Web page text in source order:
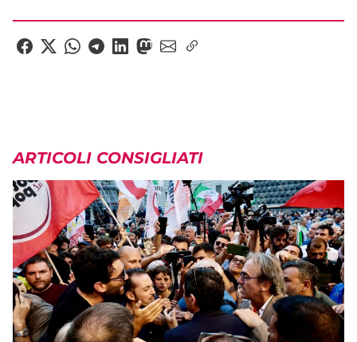
ARTICOLI CONSIGLIATI